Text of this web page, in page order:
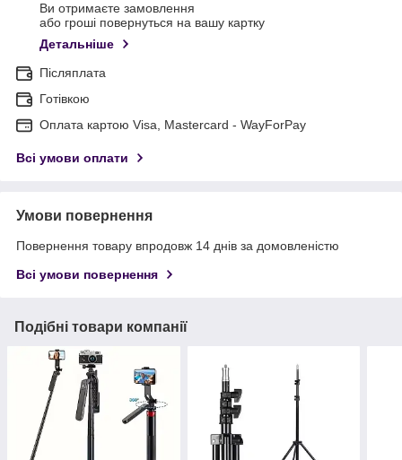
Ви отримаєте замовлення
або гроші повернуться на вашу картку
Детальніше
Післяплата
Готівкою
Оплата картою Visa, Mastercard - WayForPay
Всі умови оплати
Умови повернення
Повернення товару впродовж 14 днів за домовленістю
Всі умови повернення
Подібні товари компанії